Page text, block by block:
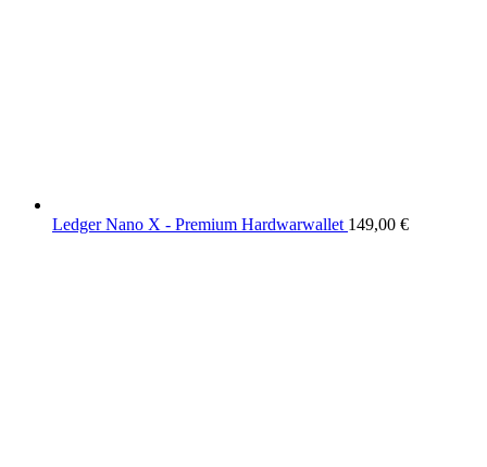
Ledger Nano X - Premium Hardwarwallet 149,00 €